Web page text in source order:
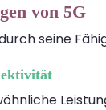
von 5G
seine